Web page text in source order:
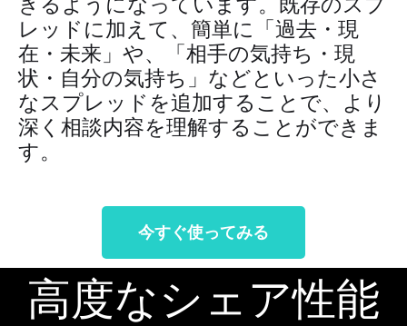
レッドに加えて、簡単に「過去・現
在・未来」や、「相手の気持ち・現
状・自分の気持ち」などといった小さ
なスプレッドを追加することで、より
深く相談内容を理解することができま
す。
今すぐ使ってみる
高度なシェア性能